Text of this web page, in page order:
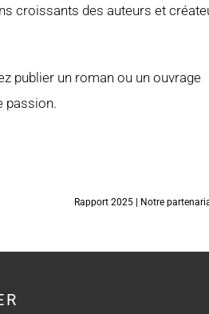
croissants des auteurs et
publier un roman ou un ouvrage
passion.
Rapport 2025 | Notre